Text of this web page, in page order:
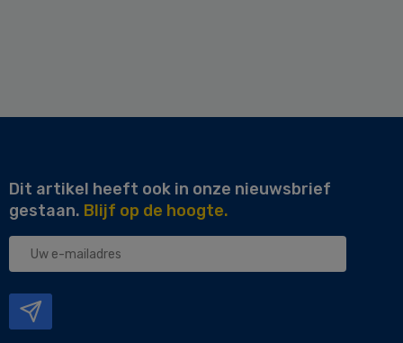
Dit artikel heeft ook in onze nieuwsbrief
gestaan. Blijf op de hoogte.
Uw